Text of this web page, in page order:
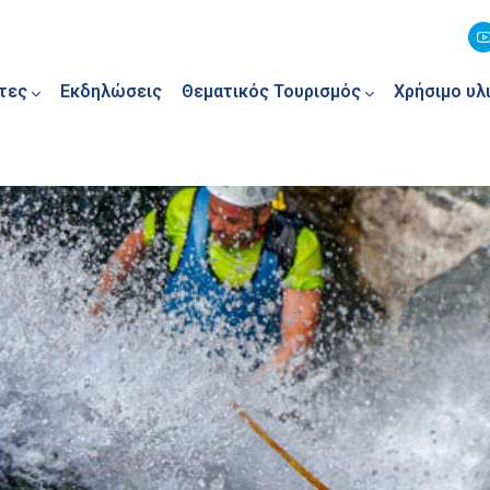
Εκδηλώσεις Θεματικός Τουρισμός Χρήσιμο